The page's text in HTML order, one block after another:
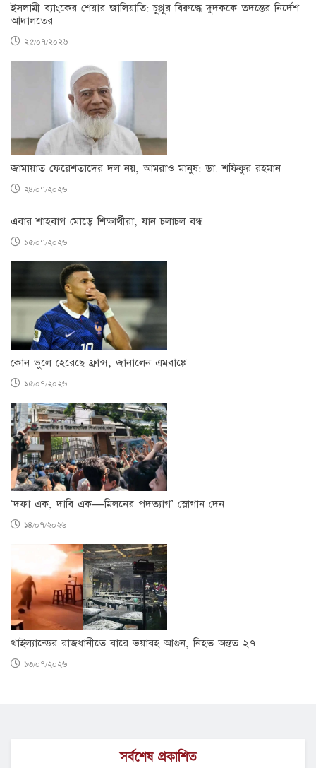
ইসলামী ব্যাংকের শেয়ার জালিয়াতি: চুপ্পুর বিরুদ্ধে দুদককে তদন্তের নির্দেশ
আদালতের
২৫/০৭/২০২৬
জামায়াত ফেরেশতাদের দল নয়, আমরাও মানুষ: ডা. শফিকুর রহমান
২৪/০৭/২০২৬
এবার শাহবাগ মোড়ে শিক্ষার্থীরা, যান চলাচল বন্ধ
১৫/০৭/২০২৬
কোন ভুলে হেরেছে ফ্রান্স, জানালেন এমবাপ্পে
১৫/০৭/২০২৬
‘দফা এক, দাবি এক—মিলনের পদত্যাগ’ স্লোগান দেন
১৪/০৭/২০২৬
থাইল্যান্ডের রাজধানীতে বারে ভয়াবহ আগুন, নিহত অন্তত ২৭
১৩/০৭/২০২৬
সর্বশেষ প্রকাশিত